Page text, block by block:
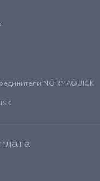
NORMAQUICK